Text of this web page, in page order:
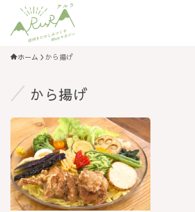
ホーム から揚げ
から揚げ